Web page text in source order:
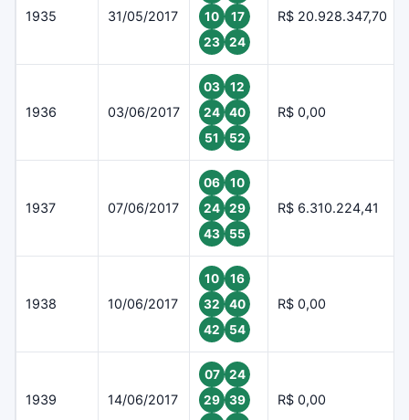
1935 31/05/2017
10
17
23
24
R$ 20.928.347,70
1936 03/06/2017
03
12
24
40
51
52
R$ 0,00
1937 07/06/2017
06
10
24
29
43
55
R$ 6.310.224,41
1938 10/06/2017
10
16
32
40
42
54
R$ 0,00
1939 14/06/2017
07
24
29
39
R$ 0,00